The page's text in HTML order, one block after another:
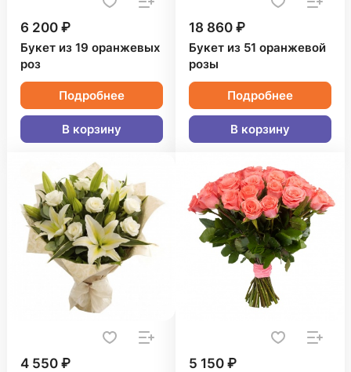
6 200 ₽
Букет из 19 оранжевых
роз
Подробнее
В корзину
18 860 ₽
Букет из 51 оранжевой
розы
Подробнее
В корзину
4 550 ₽ 5 150 ₽